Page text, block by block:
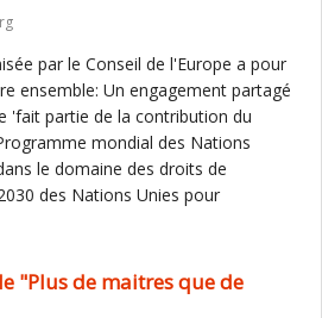
par le Conseil de l'Europe a pour
ensemble: Un engagement partagé
'fait partie de la contribution du
mondial des Nations
le domaine des droits de
des Nations Unies pour
"Plus de maitres que de